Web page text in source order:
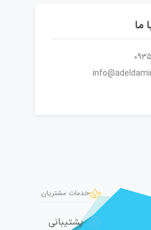
ما
خدمات مشتریان
پشتیبانی